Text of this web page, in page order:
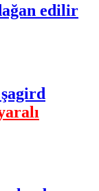
edilir